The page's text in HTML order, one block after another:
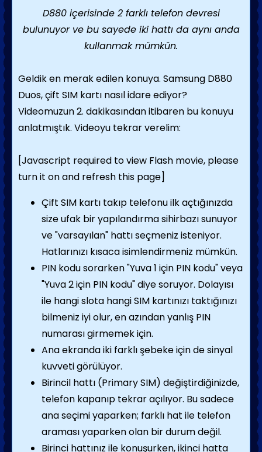
D880 içerisinde 2 farklı telefon devresi
bulunuyor ve bu sayede iki hattı da aynı anda
kullanmak mümkün.
Geldik en merak edilen konuya. Samsung D880
Duos, çift SIM kartı nasıl idare ediyor?
Videomuzun 2. dakikasından itibaren bu konuyu
anlatmıştık. Videoyu tekrar verelim:
[Javascript required to view Flash movie, please
turn it on and refresh this page]
Çift SIM kartı takıp telefonu ilk açtığınızda
size ufak bir yapılandırma sihirbazı sunuyor
ve "varsayılan" hattı seçmeniz isteniyor.
Hatlarınızı kısaca isimlendirmeniz mümkün.
PIN kodu sorarken "Yuva 1 için PIN kodu" veya
"Yuva 2 için PIN kodu" diye soruyor. Dolayısı
ile hangi slota hangi SIM kartınızı taktığınızı
bilmeniz iyi olur, en azından yanlış PIN
numarası girmemek için.
Ana ekranda iki farklı şebeke için de sinyal
kuvveti görülüyor.
Birincil hattı (Primary SIM) değiştirdiğinizde,
telefon kapanıp tekrar açılıyor. Bu sadece
ana seçimi yaparken; farklı hat ile telefon
araması yaparken olan bir durum değil.
Birinci hattınız ile konuşurken, ikinci hatta